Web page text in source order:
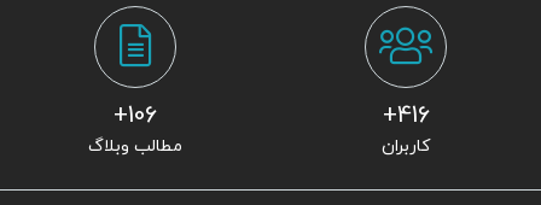
416+
کاربران
106+
مطالب وبلاگ